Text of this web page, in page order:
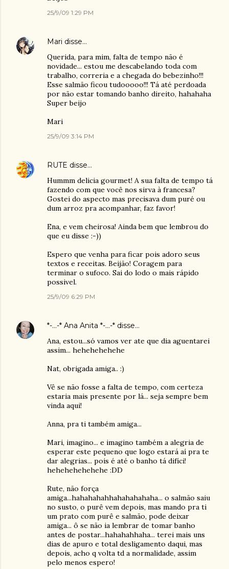
25/9/09 1:29 PM
Mari disse…
Querida, para mim, falta de tempo não é
novidade... estou me descabelando toda com
trabalho, correria e a chegada do bebezinho!!!
Esse salmão ficou tudooooo!!! Tá até perdoada
por não estar tomando banho direito, hahahaha
Super beijo
Mari
25/9/09 3:14 PM
RUTE disse…
Hummm delicia gourmet! A sua falta de tempo tá
fazendo com que você nos sirva à francesa?
Gostei do aspecto mas precisava dum puré ou
dum arroz pra acompanhar, faz favor!
Ena, e vem cheirosa! Ainda bem que lembrou do
que eu disse :-))
Espero que venha para ficar pois adoro seus
textos e receitas. Beijão! Coragem para
terminar o sufoco. Sai do lodo o mais rápido
possivel.
25/9/09 6:29 PM
*-...-* Ana Anita *-...-* disse…
Ana, estou...só vamos ver ate que dia aguentarei
assim... hehehehehehe
Nat, obrigada amiga.. :)
Vê se não fosse a falta de tempo, com certeza
estaria mais presente por lá... seja sempre bem
vinda aqui!
Anna, pra ti também amiga...
Mari, imagino... e imagino também a alegria de
esperar este pequeno que logo estará aí pra te
dar alegrias... pois é até o banho tá difíci!
hehehehehehehe :DD
Rute, não força
amiga...hahahahahhahahahahaha... o salmão saiu
no susto, o purê vem depois, mas mando pra ti
um prato com purê e salmão, pode deixar
amiga... ô se não ia lembrar de tomar banho
antes de postar...hahahahhaha... terei mais uns
dias de apuro e total desligamento daqui, mas
depois, acho q volta td a normalidade, assim
pelo menos espero!